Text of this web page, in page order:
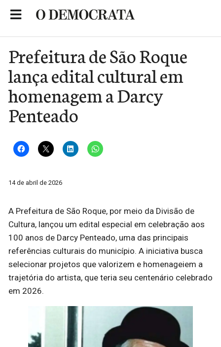
Prefeitura de São Roque
lança edital cultural em
homenagem a Darcy
Penteado
14 de abril de 2026
A Prefeitura de São Roque, por meio da Divisão de
Cultura, lançou um edital especial em celebração aos
100 anos de Darcy Penteado, uma das principais
referências culturais do município. A iniciativa busca
selecionar projetos que valorizem e homenageiem a
trajetória do artista, que teria seu centenário celebrado
em 2026.